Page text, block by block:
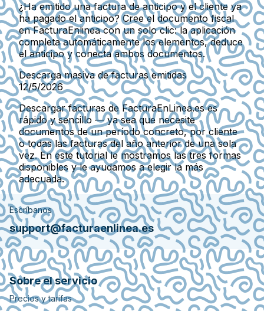
¿Ha emitido una factura de anticipo y el cliente ya
ha pagado el anticipo? Cree el documento fiscal
en FacturaEnlinea con un solo clic: la aplicación
completa automáticamente los elementos, deduce
el anticipo y conecta ambos documentos.
Descarga masiva de facturas emitidas
12/5/2026
Descargar facturas de FacturaEnLinea.es es
rápido y sencillo — ya sea que necesite
documentos de un período concreto, por cliente
o todas las facturas del año anterior de una sola
vez. En este tutorial le mostramos las tres formas
disponibles y le ayudamos a elegir la más
adecuada.
Escríbanos
support@facturaenlinea.es
Sobre el servicio
Precios y tarifas